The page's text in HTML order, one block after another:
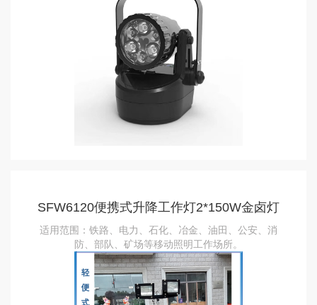
SFW6120便携式升降工作灯2*150W金卤灯
适用范围：铁路、电力、石化、冶金、油田、公安、消
防、部队、矿场等移动照明工作场所。